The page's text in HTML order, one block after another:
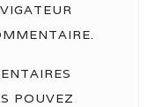
POUVEZ